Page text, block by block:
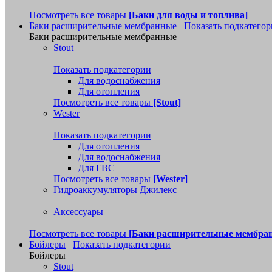
Посмотреть все товары [Баки для воды и топлива]
Баки расширительные мембранные
Показать
Баки расширительные мембранные
Stout
Показать подкатегории
Для водоснабжения
Для отопления
Посмотреть все товары [Stout]
Wester
Показать подкатегории
Для отопления
Для водоснабжения
Для ГВС
Посмотреть все товары [Wester]
Гидроаккумуляторы Джилекс
Аксессуары
Посмотреть все товары [Баки расширительные
Бойлеры
Показать подкатегории
Бойлеры
Stout